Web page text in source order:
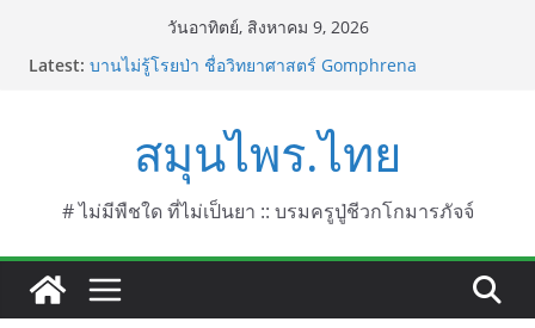
วันอาทิตย์, สิงหาคม 9, 2026
Latest: บานไม่รู้โรยป่า ชื่อวิทยาศาสตร์ Gomphrena
บานเย็น ชื่อวิทยาศาสตร์ Mirabilis jalapa L.
ประดู่แดง (วาสุเทพ) ชื่อวิทยาศาสตร์ Phyllocarpus
septentrionalis Donn. Smith.
บานไม่รู้โรยไฟเออร์เวิร์ค ชื่อวิทยาศาสตร์ Gomphrena
สมุนไพร.ไทย
# ไม่มีพืชใด ที่ไม่เป็นยา :: บรมครูปู่ชีวกโกมารภัจจ์